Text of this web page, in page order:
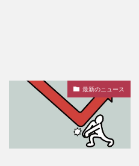
最新のニュース